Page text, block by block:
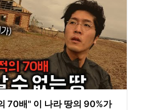
70배" 이 나라 땅의 90%가